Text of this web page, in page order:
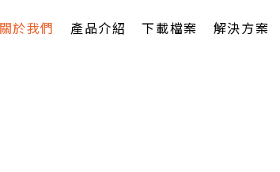
關於我們 產品介紹 下載檔案 解決方案